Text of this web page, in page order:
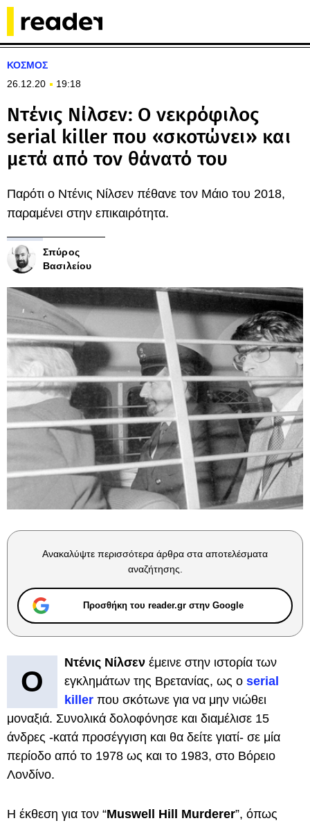
ΚΟΣΜΟΣ
26.12.20
19:18
Ντένις Νίλσεν: Ο νεκρόφιλος
serial killer που «σκοτώνει» και
μετά από τον θάνατό του
Παρότι ο Ντένις Νίλσεν πέθανε τον Μάιο του 2018,
παραμένει στην επικαιρότητα.
Σπύρος
Βασιλείου
Ανακαλύψτε περισσότερα άρθρα στα αποτελέσματα
αναζήτησης.
Προσθήκη του reader.gr στην Google
Ο
Ντένις Νίλσεν έμεινε στην ιστορία των
εγκλημάτων της Βρετανίας, ως ο serial
killer που σκότωνε για να μην νιώθει
μοναξιά. Συνολικά δολοφόνησε και διαμέλισε 15
άνδρες -κατά προσέγγιση και θα δείτε γιατί- σε μία
περίοδο από το 1978 ως και το 1983, στο Βόρειο
Λονδίνο.
Η έκθεση για τον “Muswell Hill Murderer”, όπως